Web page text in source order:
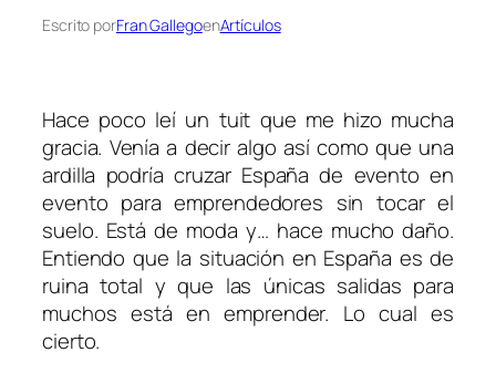
Escrito porFran GallegoenArtículos
Hace poco leí un tuit que me hizo mucha
gracia. Venía a decir algo así como que una
ardilla podría cruzar España de evento en
evento para emprendedores sin tocar el
suelo. Está de moda y… hace mucho daño.
Entiendo que la situación en España es de
ruina total y que las únicas salidas para
muchos está en emprender. Lo cual es
cierto.